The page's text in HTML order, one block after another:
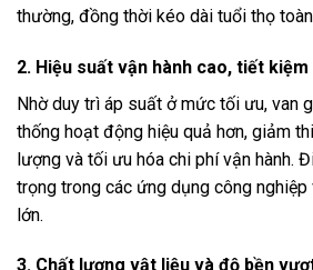
thường, đồng thời kéo dài tuổi thọ
2. Hiệu suất vận hành cao, tiết
Nhờ duy trì áp suất ở mức tối ưu, van
thống hoạt động hiệu quả hơn, giảm
lượng và tối ưu hóa chi phí vận hành.
trọng trong các ứng dụng công nghiệp
lớn.
3. Chất lượng vật liệu và độ bền